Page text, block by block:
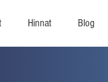
Hinnat Blog